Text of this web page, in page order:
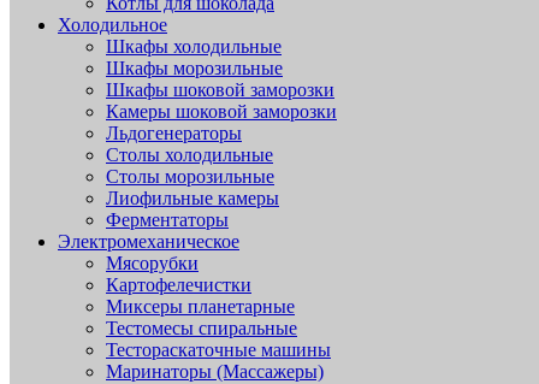
Холодильное
Шкафы холодильные
Шкафы морозильные
Шкафы шоковой заморозки
Камеры шоковой заморозки
Льдогенераторы
Столы холодильные
Столы морозильные
Лиофильные камеры
Ферментаторы
Электромеханическое
Мясорубки
Картофелечистки
Миксеры планетарные
Тестомесы спиральные
Тестораскаточные машины
Маринаторы (Массажеры)